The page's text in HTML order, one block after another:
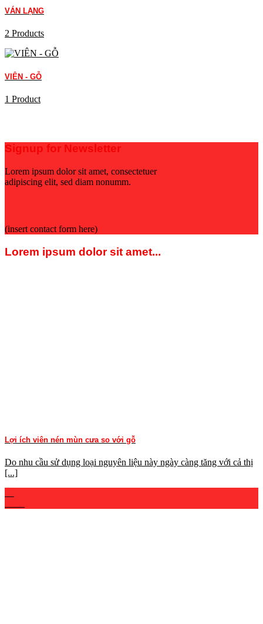
VÁN LẠNG
2 Products
VIÊN - GỖ
1 Product
Signup for Newsletter
Lorem ipsum dolor sit amet, consectetuer
adipiscing elit, sed diam nonumm.
(insert contact form here)
Lorem ipsum dolor sit amet...
Lợi ích viên nén mùn cưa so với gỗ
Do nhu cầu sử dụng loại nguyên liệu này ngày càng tăng với cả thị
[...]